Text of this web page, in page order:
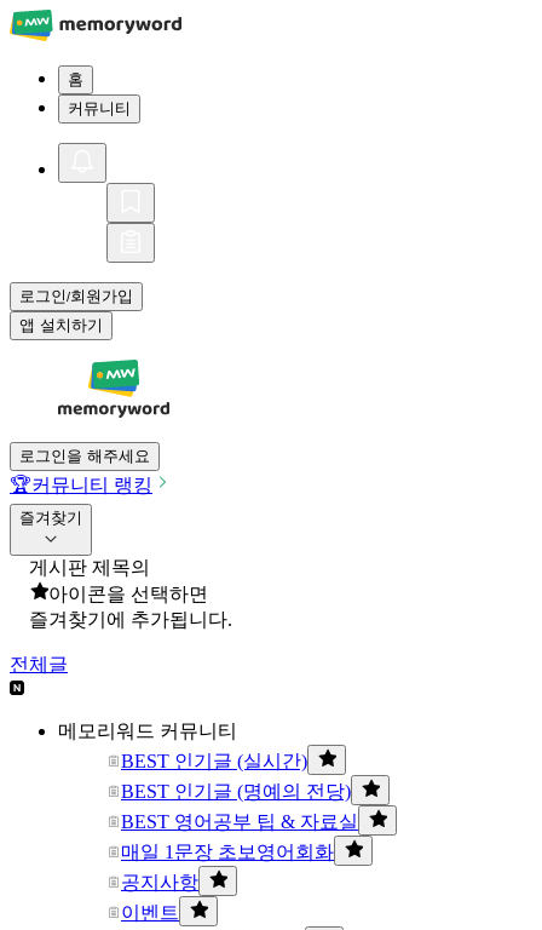
홈
커뮤니티
로그인/회원가입
앱 설치하기
로그인을 해주세요
🏆커뮤니티 랭킹
즐겨찾기
게시판 제목의
아이콘을 선택하면
즐겨찾기에 추가됩니다.
전체글
메모리워드 커뮤니티
BEST 인기글 (실시간)
BEST 인기글 (명예의 전당)
BEST 영어공부 팁 & 자료실
매일 1문장 초보영어회화
공지사항
이벤트